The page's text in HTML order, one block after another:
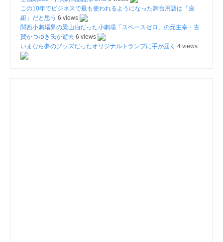
この10年でビジネスで最も使われるようになった舞台用語は「座
組」だと思う 6 views
関西小劇場界の梁山泊だった小劇場「スペースゼロ」の元主宰・古
賀かつゆき氏が逝去 6 views
いまなら夢のグッズだったオリジナルトランプに手が届く 4 views